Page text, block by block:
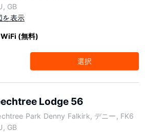
GB
を表示
WiFi (無料)
選択
Lodge 56
Park Denny Falkirk, デニー, FK6
GB